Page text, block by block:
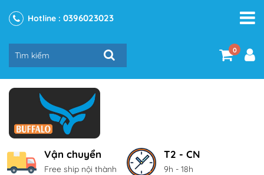
Hotline : 0396023023
0
Vận chuyển
Free ship nội thành
T2 - CN
9h - 18h